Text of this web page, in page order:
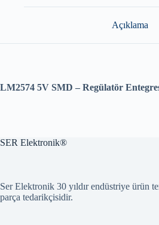
Açıklama
LM2574 5V SMD – Regülatör
SER Elektronik®
Ser Elektronik 30 yıldır endüstriye ürün
parça tedarikçisidir.